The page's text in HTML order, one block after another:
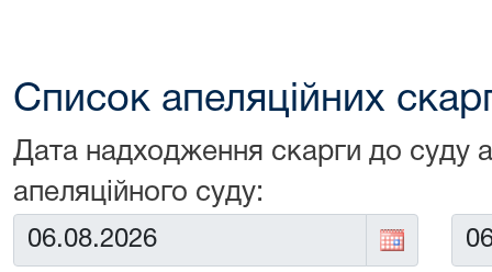
Список апеляційних
Дата надходження скарги до суду
апеляційного суду:
Від: До: